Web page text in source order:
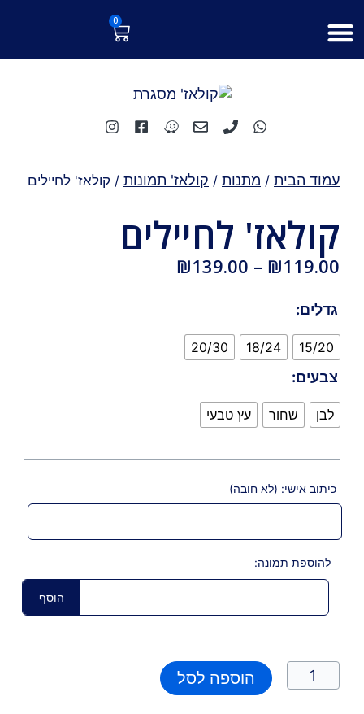
לתוכן
0
עגלת
קניות
עמוד הבית / מתנות / קולאז' תמונות / קולאז' לחיילים
קולאז' לחיילים
₪119.00
–
₪139.00
גדלים:
15/20
18/24
20/30
צבעים:
לבן שחור עץ טבעי
כיתוב אישי: (לא חובה)
להוספת תמונה:
הוסף
כמות
קולאז'
לחיילים
הוספה לסל